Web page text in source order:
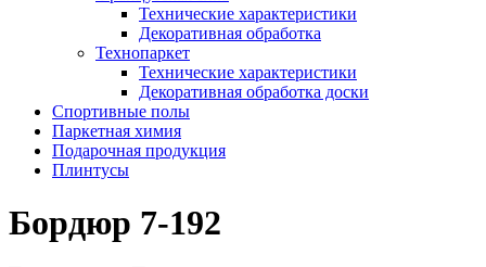
Технические характеристики
Декоративная обработка
Технопаркет
Технические характеристики
Декоративная обработка доски
Спортивные полы
Паркетная химия
Подарочная продукция
Плинтусы
Бордюр 7-192